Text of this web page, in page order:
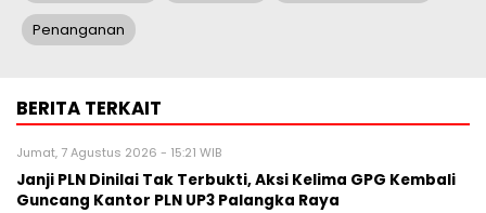
Penanganan
BERITA TERKAIT
Jumat, 7 Agustus 2026 - 15:21 WIB
Janji PLN Dinilai Tak Terbukti, Aksi Kelima GPG Kembali
Guncang Kantor PLN UP3 Palangka Raya